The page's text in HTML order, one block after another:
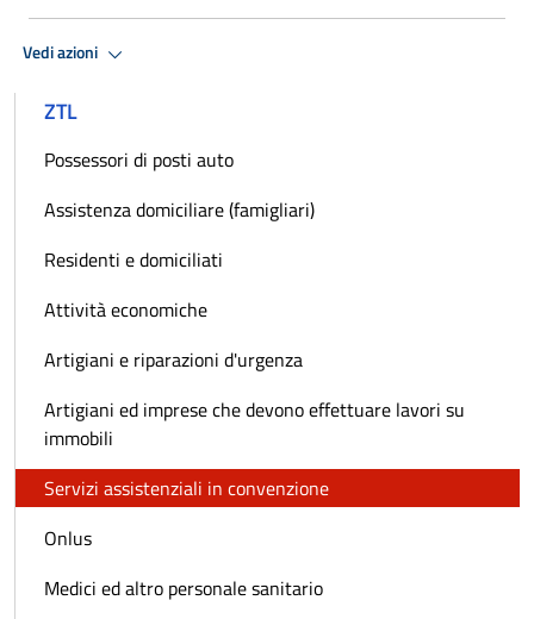
Vedi azioni
ZTL
Possessori di posti auto
Assistenza domiciliare (famigliari)
Residenti e domiciliati
Attività economiche
Artigiani e riparazioni d'urgenza
Artigiani ed imprese che devono effettuare lavori su
immobili
Servizi assistenziali in convenzione
Onlus
Medici ed altro personale sanitario